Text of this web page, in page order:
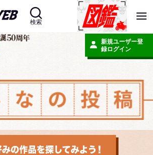
検索
新規ユーザー登
録ログイン